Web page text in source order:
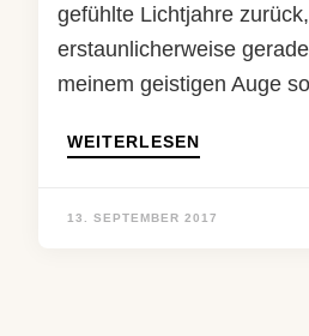
gefühlte Lichtjahre
erstaunlicherweise
meinem geistigen Auge
WEITERLESEN
13. SEPTEMBER 2017